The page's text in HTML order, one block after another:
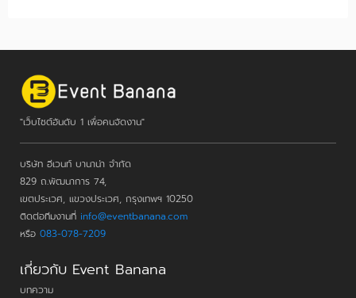
"เว็บไซต์อันดับ 1 เพื่อคนจัดงาน"
บริษัท อีเวนท์ บานาน่า จำกัด
829 ถ.พัฒนาการ 74,
เขตประเวศ, แขวงประเวศ, กรุงเทพฯ 10250
ติดต่อทีมงานที่ info@eventbanana.com
หรือ 083-078-7209
เกี่ยวกับ Event Banana
บทความ